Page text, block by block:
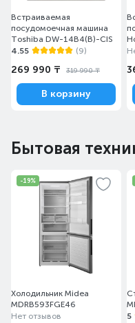
Встраиваемая
посудомоечная машина
Toshiba DW-14B4(B)-CIS
4.55
(9)
269 990 ₸ 319 990 ₸
В корзину
Бытовая
-19%
Холодильник Midea
MDRB593FGE46
Нет отзывов
5